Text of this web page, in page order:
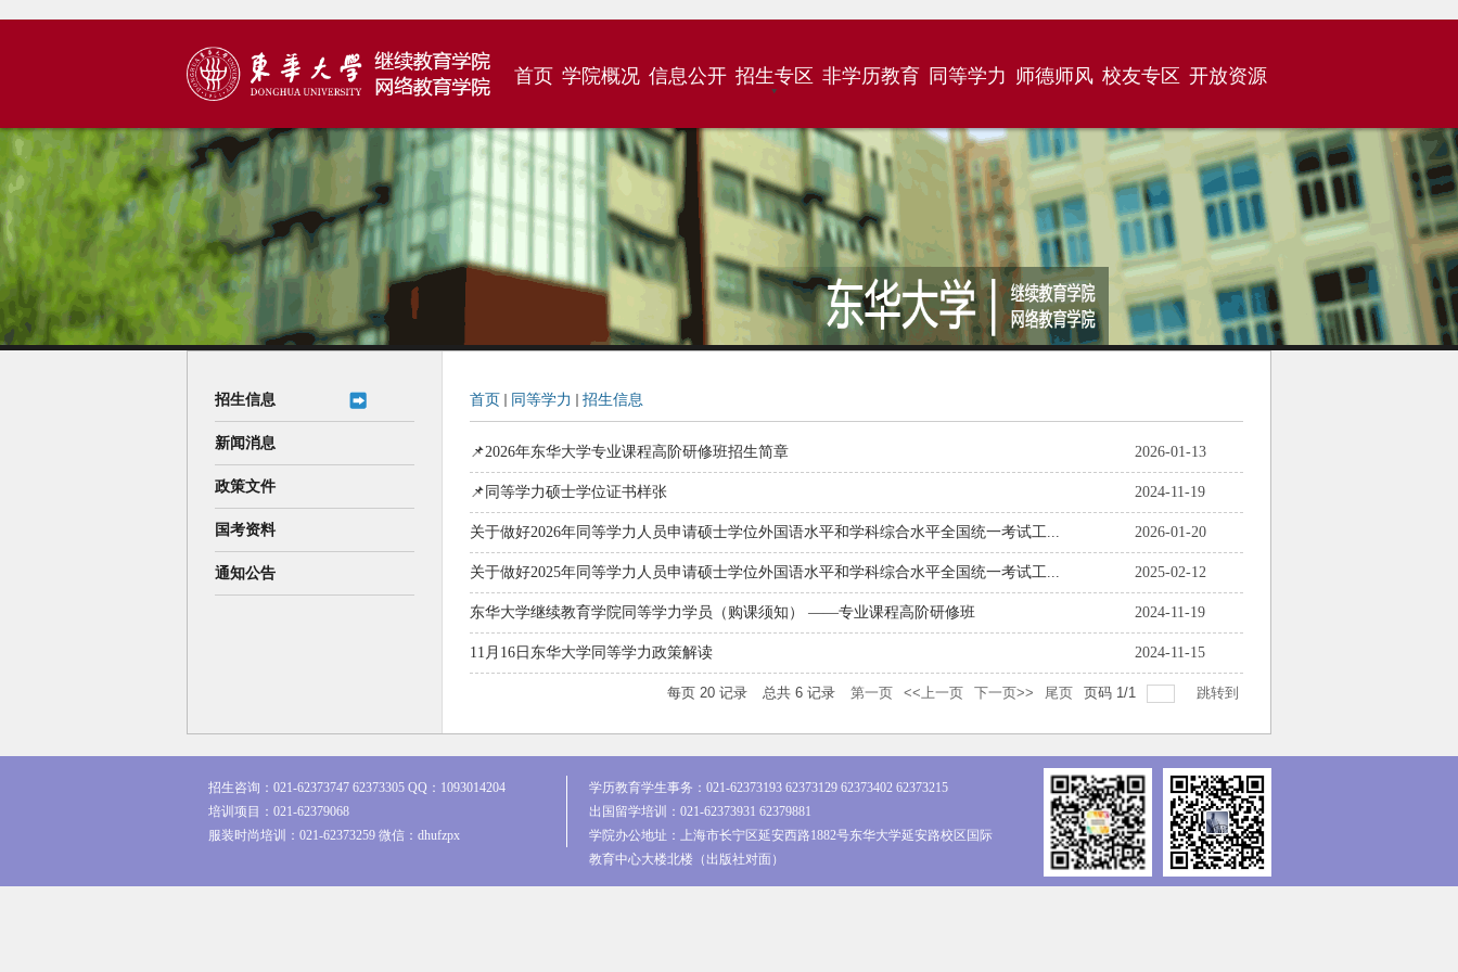
首页 学院概况 信息公开 招生专区 非学历教育 同等学力 师德师风 校友专区 开放资源
招生信息
新闻消息
政策文件
国考资料
通知公告
首页 同等学力 招生信息
📌2026年东华大学专业课程高阶研修班招生简章 2026-01-13
📌同等学力硕士学位证书样张 2024-11-19
关于做好2026年同等学力人员申请硕士学位外国语水平和学科综合水平全国统一考试工... 2026-01-20
关于做好2025年同等学力人员申请硕士学位外国语水平和学科综合水平全国统一考试工... 2025-02-12
东华大学继续教育学院同等学力学员（购课须知） ——专业课程高阶研修班 2024-11-19
11月16日东华大学同等学力政策解读 2024-11-15
每页 20 记录 总共 6 记录 第一页 <<上一页 下一页>> 尾页 页码 1/1 跳转到
招生咨询：021-62373747 62373305 QQ：1093014204
培训项目：021-62379068
服装时尚培训：021-62373259 微信：dhufzpx
学历教育学生事务：021-62373193 62373129 62373402 62373215
出国留学培训：021-62373931 62379881
学院办公地址：上海市长宁区延安西路1882号东华大学延安路校区国际
教育中心大楼北楼（出版社对面）